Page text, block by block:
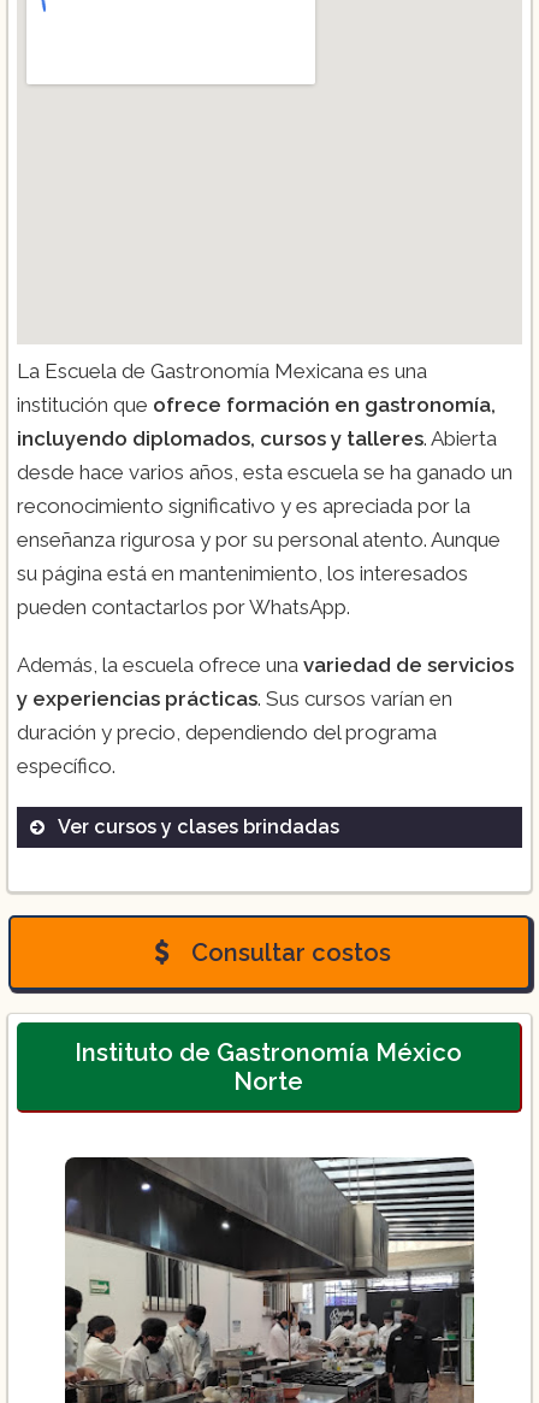
La Escuela de Gastronomía Mexicana es una
institución que ofrece formación en gastronomía,
incluyendo diplomados, cursos y talleres. Abierta
desde hace varios años, esta escuela se ha ganado un
reconocimiento significativo y es apreciada por la
enseñanza rigurosa y por su personal atento. Aunque
su página está en mantenimiento, los interesados
pueden contactarlos por WhatsApp.
Además, la escuela ofrece una variedad de servicios
y experiencias prácticas. Sus cursos varían en
duración y precio, dependiendo del programa
específico.
Ver cursos y clases brindadas
Educación On-Demand
Cursos
Recorridos
Proyectos especiales
Eventos corporativos
Consultar costos
Instituto de Gastronomía México
Norte